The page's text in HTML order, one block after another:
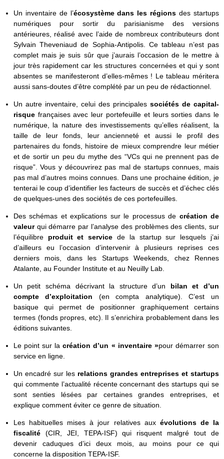
Un inventaire de l’écosystème dans les régionsdes startups
numériques pour sortir du parisianisme des versions
antérieures, réalisé avec l’aide de nombreux contributeurs dont
Sylvain Theveniaud de Sophia-Antipolis. Ce tableau n’est pas
complet mais je suis sûr que j’aurais l’occasion de le mettre à
jour très rapidement car les structures concernées et qui y sont
absentes se manifesteront d’elles-mêmes ! Le tableau méritera
aussi sans-doutes d’être complété par un peu de rédactionnel.
Un autre inventaire, celui des principales sociétés de capital-
risquefrançaises avec leur portefeuille et leurs sorties dans le
numérique, la nature des investissements qu’elles réalisent, la
taille de leur fonds, leur ancienneté et aussi le profil des
partenaires du fonds, histoire de mieux comprendre leur métier
et de sortir un peu du mythe des “VCs qui ne prennent pas de
risque”. Vous y découvrirez pas mal de startups connues, mais
pas mal d’autres moins connues. Dans une prochaine édition, je
tenterai le coup d’identifier les facteurs de succès et d’échec clés
de quelques-unes des sociétés de ces portefeuilles.
Des schémas et explications sur le processus de création de
valeurqui démarre par l’analyse des problèmes des clients, sur
l’équilibre produit et servicede la startup sur lesquels j’ai
d’ailleurs eu l’occasion d’intervenir à plusieurs reprises ces
derniers mois, dans les Startups Weekends, chez Rennes
Atalante, au Founder Institute et au Neuilly Lab.
Un petit schéma décrivant la structure d’un bilan et d’un
compte d’exploitation (en compta analytique). C’est un
basique qui permet de positionner graphiquement certains
termes (fonds propres, etc). Il s’enrichira probablement dans les
éditions suivantes.
Le point sur lacréation d’un « inventaire »pour démarrer son
service en ligne.
Un encadré sur les relations grandes entreprises et startups
qui commente l’actualité récente concernant des startups qui se
sont senties lésées par certaines grandes entreprises, et
explique comment éviter ce genre de situation.
Les habituelles mises à jour relatives aux évolutions de la
fiscalité(CIR, JEI, TEPA-ISF) qui risquent malgré tout de
devenir caduques d’ici deux mois, au moins pour ce qui
concerne la disposition TEPA-ISF.